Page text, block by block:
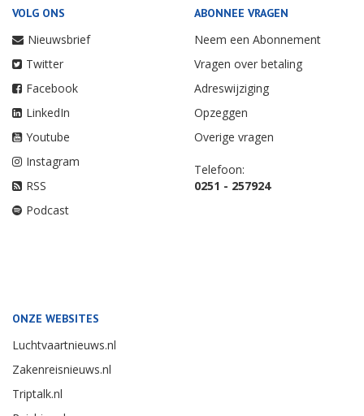
VOLG ONS
Nieuwsbrief
Twitter
Facebook
LinkedIn
Youtube
Instagram
RSS
Podcast
ABONNEE VRAGEN
Neem een Abonnement
Vragen over betaling
Adreswijziging
Opzeggen
Overige vragen
Telefoon:
0251 - 257924
ONZE WEBSITES
Luchtvaartnieuws.nl
Zakenreisnieuws.nl
Triptalk.nl